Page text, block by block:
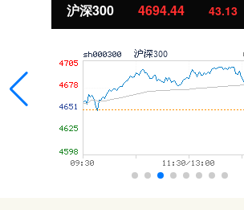
沪深300 4694.44 43.13